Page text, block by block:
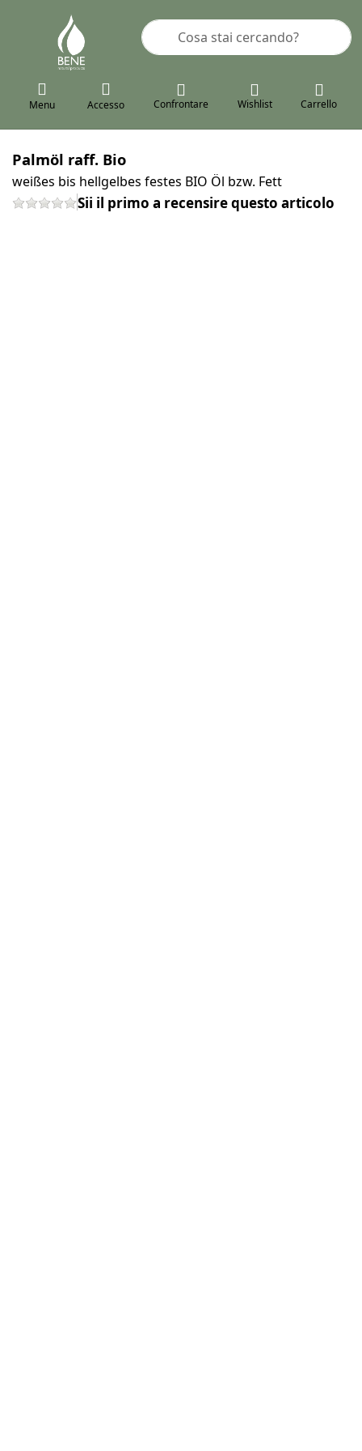
Inserire un termine di ricerca. I
Menu Accesso Confrontare Wishlist Carrello
Palmöl raff. Bio
weißes bis hellgelbes festes BIO Öl bzw. Fett
Sii il primo a recensire questo articolo